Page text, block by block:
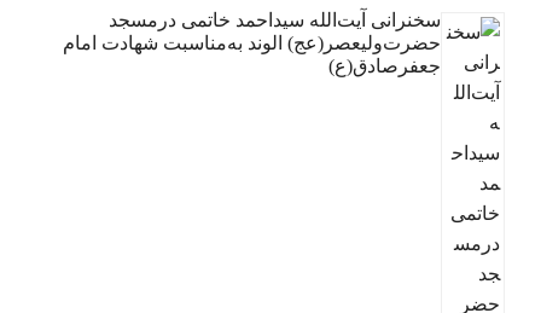
سخنرانی آیت‌الله سیداحمد خاتمی درمسجد
حضرت‌ولیعصر(عج) الوند به‌مناسبت شهادت امام
جعفرصادق(ع)